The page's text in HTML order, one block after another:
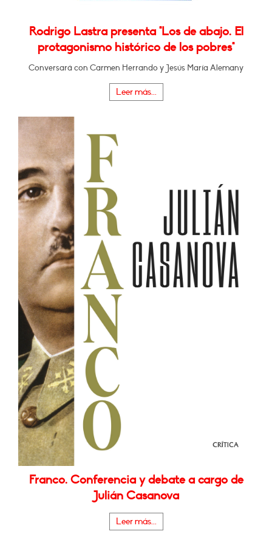
Rodrigo Lastra presenta "Los de abajo. El
protagonismo histórico de los pobres"
Conversará con Carmen Herrando y Jesús María Alemany
Leer más...
Franco. Conferencia y debate a cargo de
Julián Casanova
Leer más...